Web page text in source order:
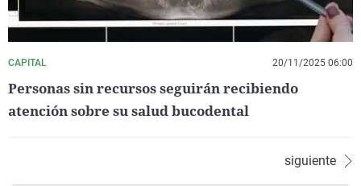
CAPITAL 20/11/2025 06:00
Personas sin recursos seguirán recibiendo
atención sobre su salud bucodental
siguiente